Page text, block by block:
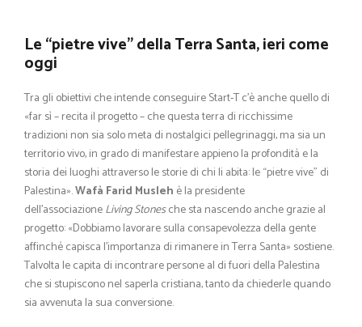
Le “pietre vive” della Terra Santa, ieri come
oggi
Tra gli obiettivi che intende conseguire Start-T c’è anche quello di
«far sì – recita il progetto – che questa terra di ricchissime
tradizioni non sia solo meta di nostalgici pellegrinaggi, ma sia un
territorio vivo, in grado di manifestare appieno la profondità e la
storia dei luoghi attraverso le storie di chi li abita: le “pietre vive” di
Palestina».Wafà Farid Musleh è la presidente
dell’associazioneLiving Stonesche sta nascendo anche grazie al
progetto: «Dobbiamo lavorare sulla consapevolezza della gente
affinché capisca l’importanza di rimanere in Terra Santa» sostiene.
Talvolta le capita di incontrare persone al di fuori della Palestina
che si stupiscono nel saperla cristiana, tanto da chiederle quando
sia avvenuta la sua conversione.